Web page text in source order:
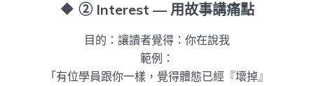
🔶 ② Interest — 用故事講痛點
目的：讓讀者覺得：你在說我
範例：
「有位學員跟你一樣，覺得體態已經『壞掉』